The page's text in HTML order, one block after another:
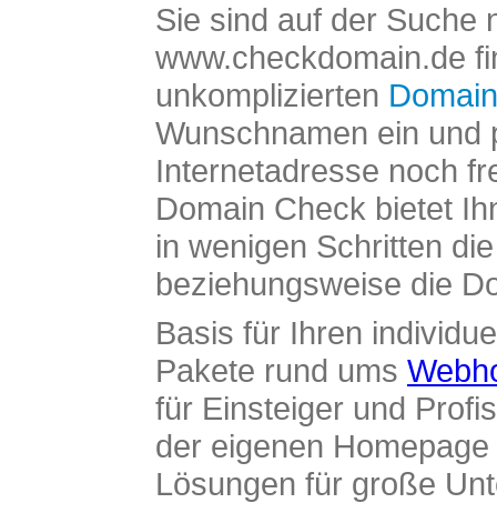
Sie sind auf der Suche
www.checkdomain.de
unkomplizierten
Wunschnamen ein und
Internetadresse noch
Domain Check bietet
in wenigen Schritten
beziehungsweise die
Basis für Ihren
Pakete rund ums
für Einsteiger und
der eigenen
Lösungen für große